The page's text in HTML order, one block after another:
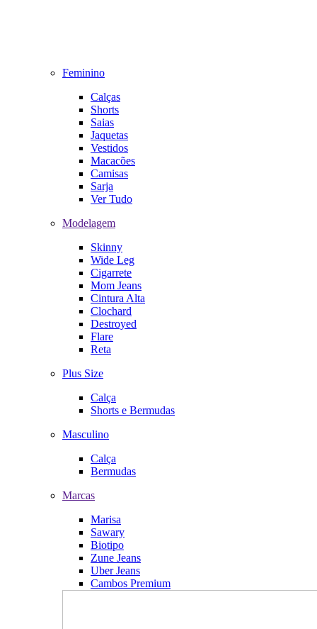
Feminino
Calças
Shorts
Saias
Jaquetas
Vestidos
Macacões
Camisas
Sarja
Ver Tudo
Modelagem
Skinny
Wide Leg
Cigarrete
Mom Jeans
Cintura Alta
Clochard
Destroyed
Flare
Reta
Plus Size
Calça
Shorts e Bermudas
Masculino
Calça
Bermudas
Marcas
Marisa
Sawary
Biotipo
Zune Jeans
Uber Jeans
Cambos Premium